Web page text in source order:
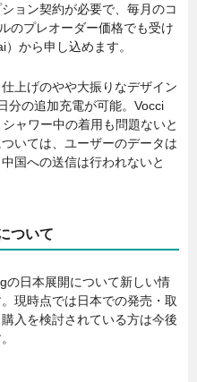
ョン契約が必要で、毎月のコ
のプレオーダー価格でも受け
から申し込めます。
上げのやや大振りなデザイン
分の追加充電が可能。Vocci
ャワー中の着用も問題ないと
いては、ユーザーのデータは
国への送信は行われないと
ついて
の日本展開について新しい情
現時点では日本での発売・取
入を検討されている方は今後